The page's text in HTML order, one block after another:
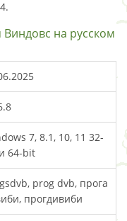
Виндовс на русском
7, 8.1, 10, 11 32-
64-bit
prog dvb, прога
прогдивиби